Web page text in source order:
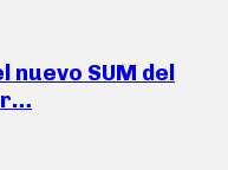
SUM del